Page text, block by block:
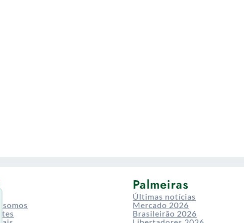
somos
Palmeiras
Últimas notícias
Mercado 2026
Brasileirão 2026